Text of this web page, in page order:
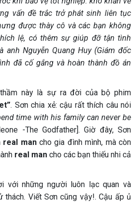
vấn đề trắc trở phát sinh liên tục
được thày cô và các bạn không
lệ, có thêm sự giúp đỡ tận tình
anh Nguyễn Quang Huy (Giám đốc
đã cố gắng và hoàn thành đồ án
này là sự ra đời của bộ phim
. Sơn chia xẻ: cậu rất thích câu nói
time with his family can never be
-The Godfather]. Giờ đây, Sơn
real mancho gia đình mình, mà còn
real man cho các bạn thiếu nhi cả
với những người luôn lạc quan và
thách. Viết Sơn cũng vậy!. Cậu ấp ủ